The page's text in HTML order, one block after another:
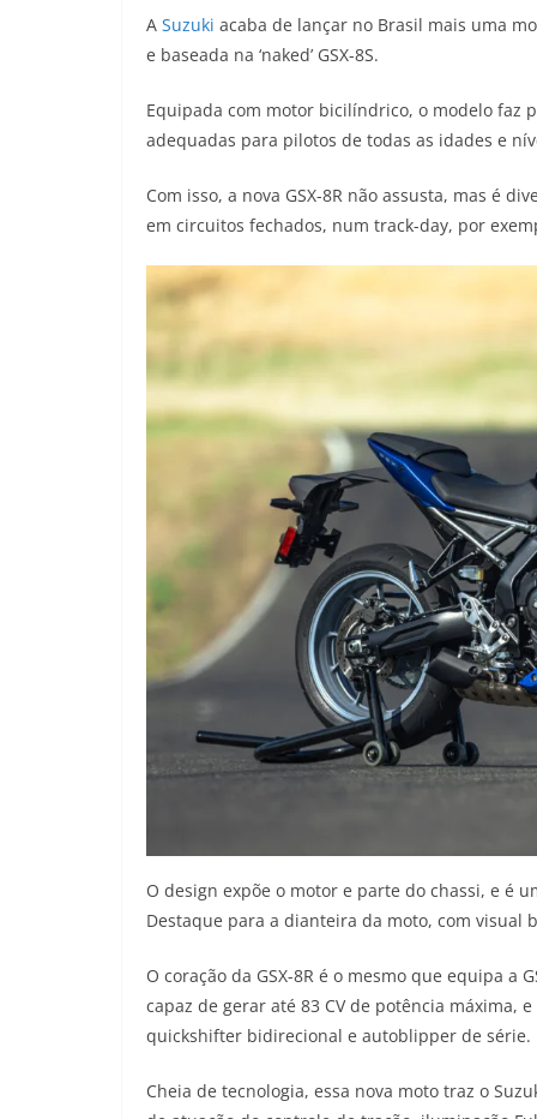
a
s
A
p
p
l
g
r
a
c
b
o
o
i
t
e
r
L
i
n
A Suzuki acaba de lançar no Brasil mais uma
e baseada na ‘naked’ GSX-8S.
Equipada com motor bicilíndrico, o modelo faz
adequadas para pilotos de todas as idades e
Com isso, a nova GSX-8R não assusta, mas é
em circuitos fechados, num track-day, por
O design expõe o motor e parte do chassi, e é
Destaque para a dianteira da moto, com
O coração da GSX-8R é o mesmo que equipa a
capaz de gerar até 83 CV de potência máxima,
quickshifter bidirecional e autoblipper de série.
Cheia de tecnologia, essa nova moto traz o